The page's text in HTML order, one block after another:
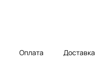
Оплата Доставка